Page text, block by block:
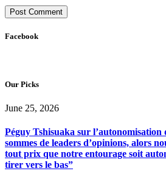
Facebook
Our Picks
June 25, 2026
Péguy Tshisuaka sur l’autonomisation
sommes de leaders d’opinions, alors
tout prix que notre entourage soit
tirer vers le bas”